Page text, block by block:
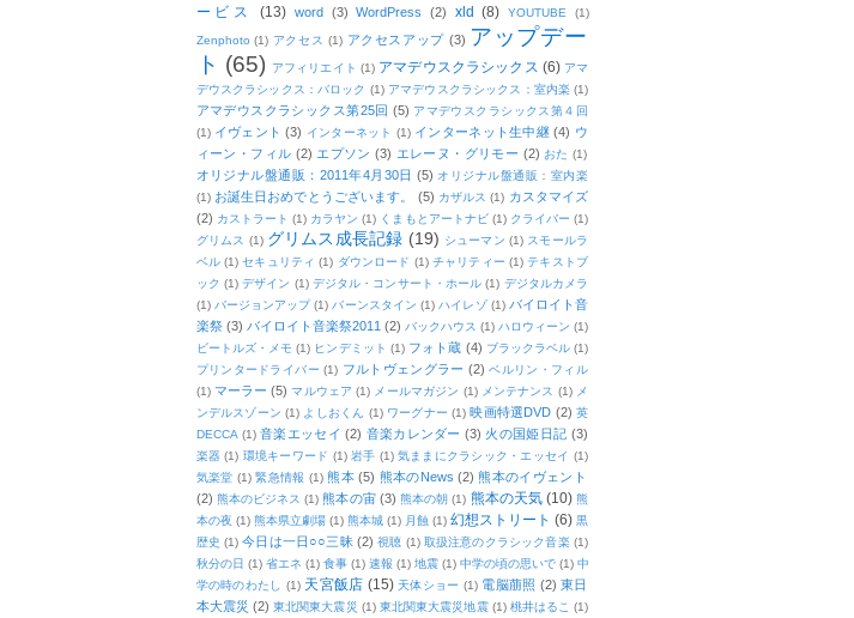
ービス
(13) word (3) WordPress (2) xld (8) YOUTUBE (1)
Zenphoto (1) アクセス (1) アクセスアップ (3) アップデー
ト (65) アフィリエイト (1) アマデウスクラシックス (6) アマ
デウスクラシックス：バロック (1) アマデウスクラシックス：室内楽 (1)
アマデウスクラシックス第25回 (5) アマデウスクラシックス第４回
(1) イヴェント (3) インターネット (1) インターネット生中継 (4) ウ
ィーン・フィル (2) エプソン (3) エレーヌ・グリモー (2) おた (1)
オリジナル盤通販：2011年4月30日 (5) オリジナル盤通販：室内楽
(1) お誕生日おめでとうございます。 (5) カザルス (1) カスタマイズ
(2) カストラート (1) カラヤン (1) くまもとアートナビ (1) クライバー (1)
グリムス (1) グリムス成長記録 (19) シューマン (1) スモールラ
ベル (1) セキュリティ (1) ダウンロード (1) チャリティー (1) テキストブ
ック (1) デザイン (1) デジタル・コンサート・ホール (1) デジタルカメラ
(1) バージョンアップ (1) バーンスタイン (1) ハイレゾ (1) バイロイト音
楽祭 (3) バイロイト音楽祭2011 (2) バックハウス (1) ハロウィーン (1)
ビートルズ・メモ (1) ヒンデミット (1) フォト蔵 (4) ブラックラベル (1)
プリンタードライバー (1) フルトヴェングラー (2) ベルリン・フィル
(1) マーラー (5) マルウェア (1) メールマガジン (1) メンテナンス (1) メ
ンデルスゾーン (1) よしおくん (1) ワーグナー (1) 映画特選DVD (2) 英
DECCA (1) 音楽エッセイ (2) 音楽カレンダー (3) 火の国姫日記 (3)
楽器 (1) 環境キーワード (1) 岩手 (1) 気ままにクラシック・エッセイ (1)
気楽堂 (1) 緊急情報 (1) 熊本 (5) 熊本のNews (2) 熊本のイヴェント
(2) 熊本のビジネス (1) 熊本の宙 (3) 熊本の朝 (1) 熊本の天気 (10) 熊
本の夜 (1) 熊本県立劇場 (1) 熊本城 (1) 月蝕 (1) 幻想ストリート (6) 黒
歴史 (1) 今日は一日○○三昧 (2) 視聴 (1) 取扱注意のクラシック音楽 (1)
秋分の日 (1) 省エネ (1) 食事 (1) 速報 (1) 地震 (1) 中学の頃の思いで (1) 中
学の時のわたし
(1) 天宮飯店 (15) 天体ショー (1) 電脳萠照 (2) 東日
本大震災 (2) 東北関東大震災 (1) 東北関東大震災地震 (1) 桃井はるこ (1)